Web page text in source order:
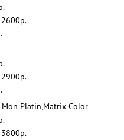
Mon Platin,Matrix Color